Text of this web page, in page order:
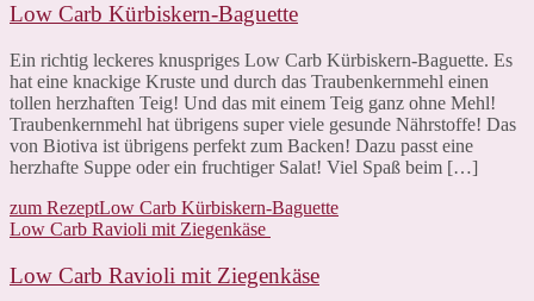
Low Carb Kürbiskern-Baguette
Ein richtig leckeres knuspriges Low Carb Kürbiskern-Baguette. Es
hat eine knackige Kruste und durch das Traubenkernmehl einen
tollen herzhaften Teig! Und das mit einem Teig ganz ohne Mehl!
Traubenkernmehl hat übrigens super viele gesunde Nährstoffe! Das
von Biotiva ist übrigens perfekt zum Backen! Dazu passt eine
herzhafte Suppe oder ein fruchtiger Salat! Viel Spaß beim […]
zum RezeptLow Carb Kürbiskern-Baguette
Low Carb Ravioli mit Ziegenkäse
Low Carb Ravioli mit Ziegenkäse